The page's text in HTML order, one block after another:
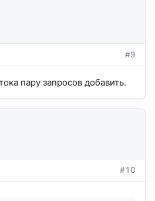
#9
пару запросов добавить.
#10